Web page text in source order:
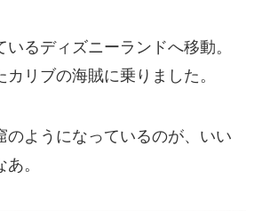
いるディズニーランドへ移動。
リブの海賊に乗りました。
のようになっているのが、いい
。